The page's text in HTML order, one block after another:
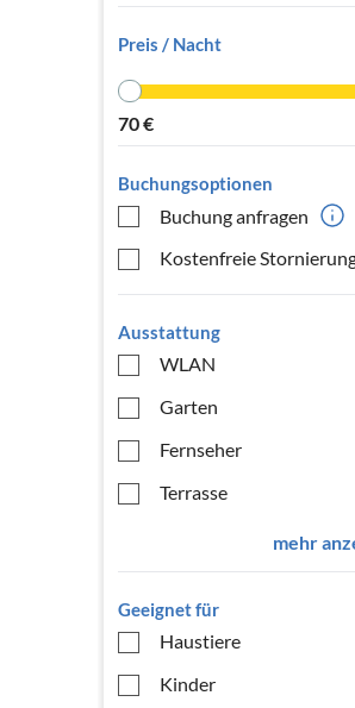
Preis / Nacht
70€
Buchungsoptionen
Buchung anfragen
Kostenfreie
Ausstattung
WLAN
Garten
Fernseher
Terrasse
mehr
Geeignet für
Haustiere
Kinder